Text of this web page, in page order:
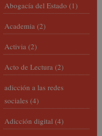
Abogacía del Estado (1)
Academia (2)
Activia (2)
Acto de Lectura (2)
adicción a las redes
sociales (4)
Adicción digital (4)